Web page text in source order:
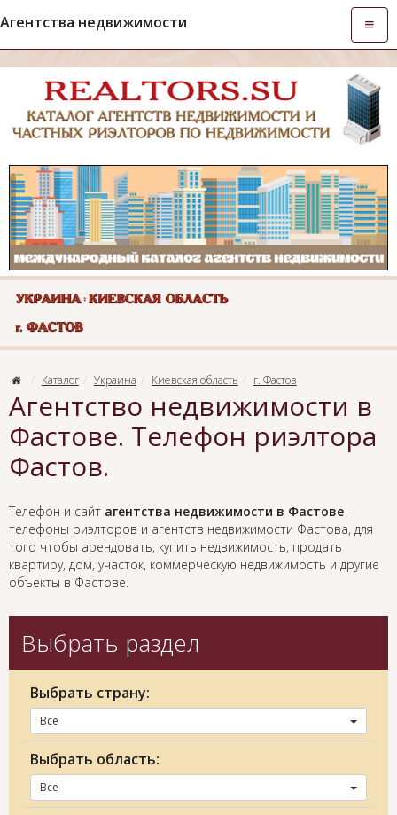
Агентства недвижимости
Каталог Украина Киевская область г. Фастов
Агентство недвижимости в
Фастове. Телефон риэлтора
Фастов.
Телефон и сайт агентства недвижимости в Фастове -
телефоны риэлторов и агентств недвижимости Фастова, для
того чтобы арендовать, купить недвижимость, продать
квартиру, дом, участок, коммерческую недвижимость и другие
объекты в Фастове.
Выбрать раздел
Выбрать страну:
Все
Выбрать область:
Все